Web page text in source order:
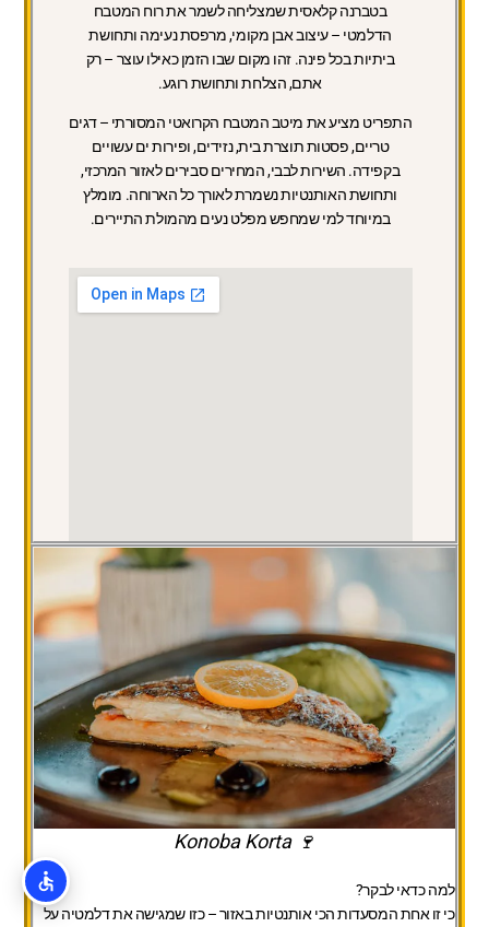
בטברנה קלאסית שמצליחה לשמר את רוח המטבח
הדלמטי – עיצוב אבן מקומי, מרפסת נעימה ותחושת
ביתיות בכל פינה. זהו מקום שבו הזמן כאילו עוצר – רק
אתם, הצלחת ותחושת רוגע.
התפריט מציע את מיטב המטבח הקרואטי המסורתי – דגים
טריים, פסטות תוצרת בית, נזידים, ופירות ים עשויים
בקפידה. השירות לבבי, המחירים סבירים לאזור המרכזי,
ותחושת האותנטיות נשמרת לאורך כל הארוחה. מומלץ
במיוחד למי שמחפש מפלט נעים מהמולת התיירים.
🍷 Konoba Korta
למה כדאי לבקר?
כי זו אחת המסעדות הכי אותנטיות באזור – כזו שמגישה את דלמטיה על